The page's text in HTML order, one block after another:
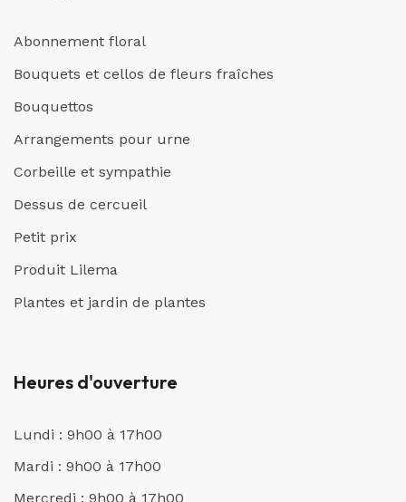
Abonnement floral
Bouquets et cellos de fleurs fraîches
Bouquettos
Arrangements pour urne
Corbeille et sympathie
Dessus de cercueil
Petit prix
Produit Lilema
Plantes et jardin de plantes
Heures d'ouverture
Lundi : 9h00 à 17h00
Mardi : 9h00 à 17h00
Mercredi : 9h00 à 17h00